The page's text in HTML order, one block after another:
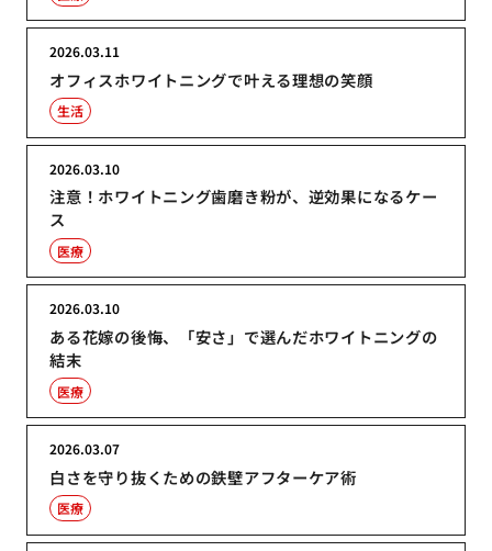
オフィスホワイトニングで叶える理想の笑顔
2026.03.11
生活
注意！ホワイトニング歯磨き粉が、逆効果になるケー
ス
2026.03.10
医療
ある花嫁の後悔、「安さ」で選んだホワイトニングの
結末
2026.03.10
医療
白さを守り抜くための鉄壁アフターケア術
2026.03.07
医療